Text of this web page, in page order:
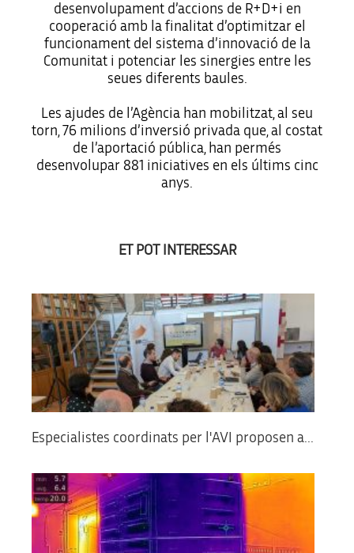
desenvolupament d’accions de R+D+i en
cooperació amb la finalitat d’optimitzar el
funcionament del sistema d’innovació de la
Comunitat i potenciar les sinergies entre les
seues diferents baules.
Les ajudes de l’Agència han mobilitzat, al seu
torn, 76 milions d’inversió privada que, al costat
de l’aportació pública, han permés
desenvolupar 881 iniciatives en els últims cinc
anys.
ET POT INTERESSAR
Especialistes coordinats per l'AVI proposen a...